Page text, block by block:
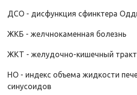
ДСО - дисфункция сфинктера
ЖКБ - желчнокаменная болезнь
ЖКТ - желудочно-кишечный тракт
НО - индекс объема жидкости
синусоидов